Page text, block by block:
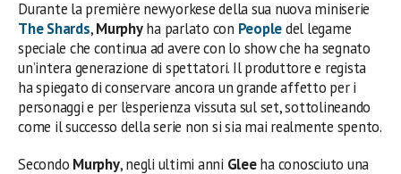
Durante la première newyorkese della sua nuova miniserie
The Shards,Murphyha parlato con Peopledel legame
speciale che continua ad avere con lo show che ha segnato
un’intera generazione di spettatori. Il produttore e regista
ha spiegato di conservare ancora un grande affetto per i
personaggi e per l’esperienza vissuta sul set, sottolineando
come il successo della serie non si sia mai realmente spento.
Secondo Murphy, negli ultimi anni Gleeha conosciuto una